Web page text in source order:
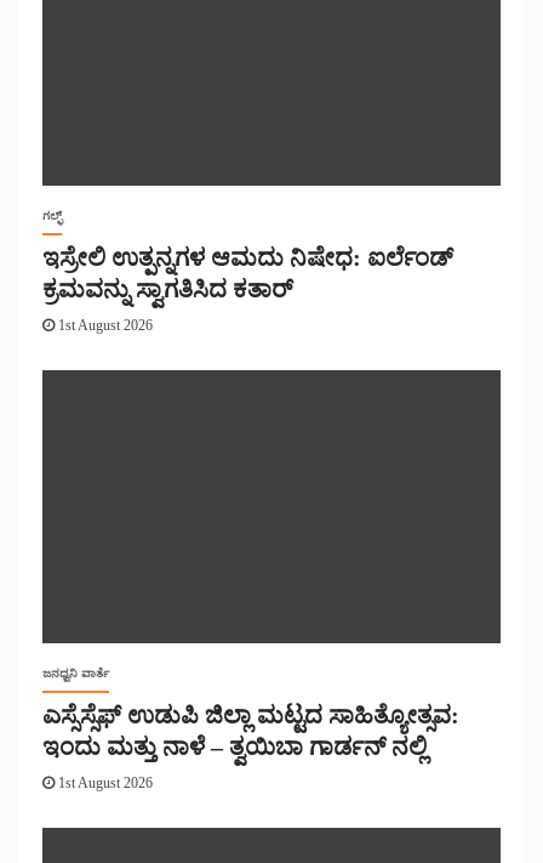
ಗಲ್ಫ್
ಇಸ್ರೇಲಿ ಉತ್ಪನ್ನಗಳ ಆಮದು ನಿಷೇಧ: ಐರ್ಲೆಂಡ್
ಕ್ರಮವನ್ನು ಸ್ವಾಗತಿಸಿದ ಕತಾರ್
1st August 2026
ಜನಧ್ವನಿ ವಾರ್ತೆ
ಎಸ್ಸೆಸ್ಸೆಫ್ ಉಡುಪಿ ಜಿಲ್ಲಾ ಮಟ್ಟದ ಸಾಹಿತ್ಯೋತ್ಸವ:
ಇಂದು ಮತ್ತು ನಾಳೆ – ತ್ವಯಿಬಾ ಗಾರ್ಡನ್ ನಲ್ಲಿ
1st August 2026